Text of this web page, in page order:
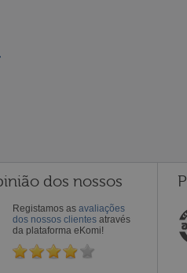
dos nossos
Registamos as avaliações
dos nossos clientes através
da plataforma eKomi!